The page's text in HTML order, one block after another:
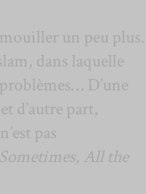
un peu plus.
dans laquelle
D’une
d’autre part,
pas
Sometimes, All the